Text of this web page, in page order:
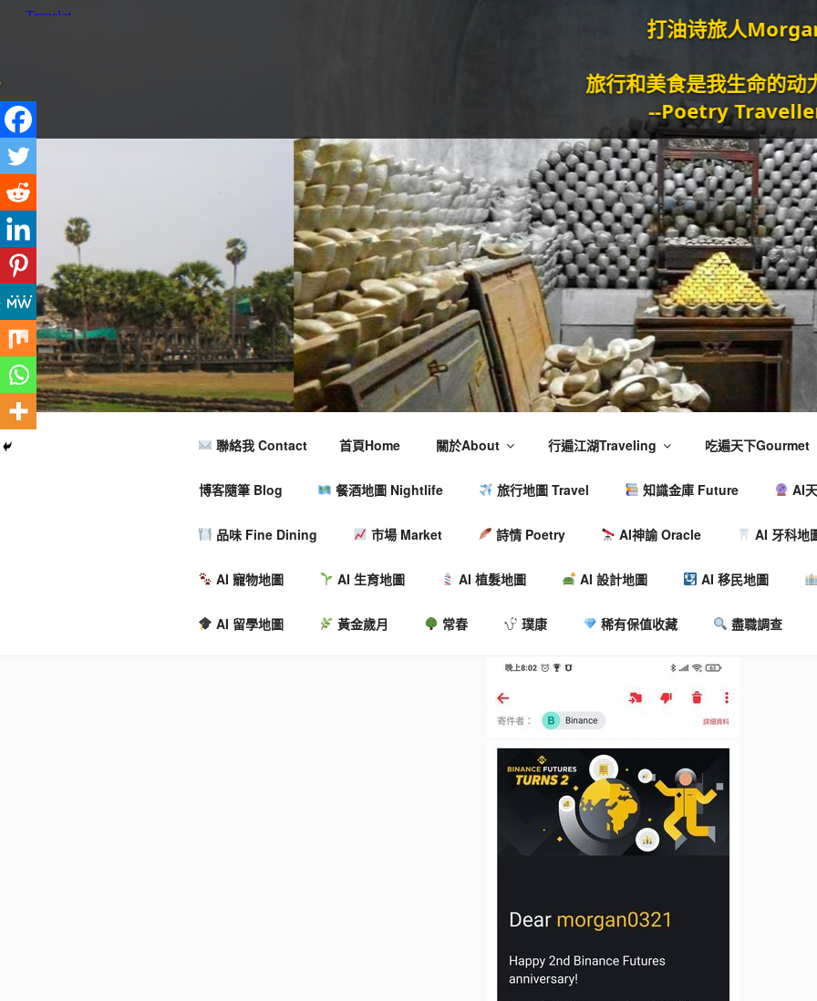
打油诗旅人Morgan
旅行和美食是我生命的动力泉源。
--Poetry Traveller
聯絡我 Contact 首頁Home 關於About 行遍江湖Traveling 吃遍天下Gourmet
博客隨筆 Blog 餐酒地圖 Nightlife 旅行地圖 Travel 知識金庫 Future AI
品味 Fine Dining 市場 Market 詩情 Poetry AI神諭 Oracle AI 牙科地
AI 寵物地圖 AI 生育地圖 AI 植髮地圖 AI 設計地圖 AI 移民地圖
AI 留學地圖 黃金歲月 常春 璞康 稀有保值收藏 盡職調查